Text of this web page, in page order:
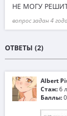
НЕ МОГУ
вопрос задан 4
ОТВЕТЫ (2)
Albert
Стаж:6
Баллы: